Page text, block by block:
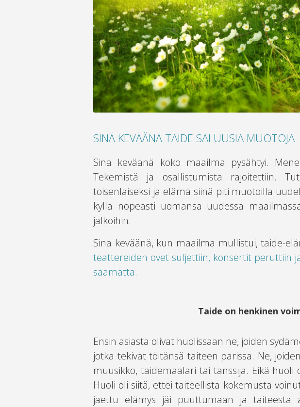
SINÄ KEVÄÄNÄ TAIDE SAI UUSIA MUOTOJA
Sinä keväänä koko maailma pysähtyi.
Tekemistä ja osallistumista rajoitettiin.
toisenlaiseksi ja elämä siinä piti muotoilla
kyllä nopeasti uomansa uudessa
jalkoihin.
Sinä keväänä, kun maailma mullistui, taide-
teattereiden ovet suljettiin, konsertit peruttiin
saamatta.
Taide on henkinen
Ensin asiasta olivat huolissaan ne, joiden
jotka tekivät töitänsä taiteen parissa. Ne,
muusikko, taidemaalari tai tanssija. Eikä
Huoli oli siitä, ettei taiteellista kokemusta
jaettu elämys jäi puuttumaan ja taiteesta